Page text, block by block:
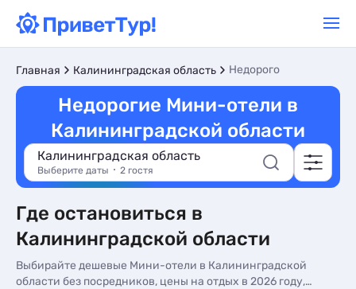
Главная Калининградская область Недорого
Недорогие Мини-отели в
Калининградской области
Калининградская область
Выберите даты 2 гостя
Где остановиться в
Калининградской области
Выбирайте дешевые Мини-отели в Калининградской
области без посредников, цены на отдых в 2026 году,